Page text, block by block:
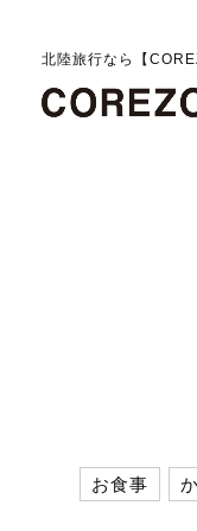
北陸旅行なら【
お食事